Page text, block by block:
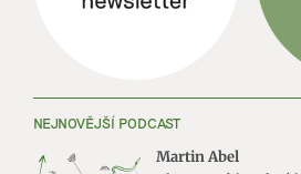
NEJNOVĚJŠÍ PODCAST
Martin Abel